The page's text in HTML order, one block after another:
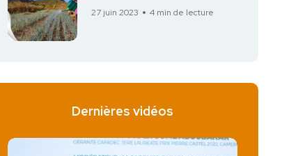
27 juin 2023 4 min de lecture
Dernières vidéos